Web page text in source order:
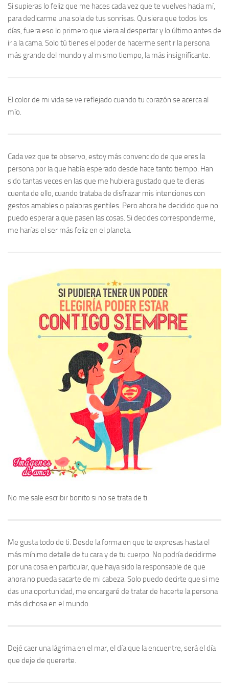
Si supieras lo feliz que me haces cada vez que te vuelves hacia mí,
para dedicarme una sola de tus sonrisas. Quisiera que todos los
días, fuera eso lo primero que viera al despertar y lo último antes de
ir a la cama. Solo tú tienes el poder de hacerme sentir la persona
más grande del mundo y al mismo tiempo, la más insignificante.
El color de mi vida se ve reflejado cuando tu corazón se acerca al
mío.
Cada vez que te observo, estoy más convencido de que eres la
persona por la que había esperado desde hace tanto tiempo. Han
sido tantas veces en las que me hubiera gustado que te dieras
cuenta de ello, cuando trataba de disfrazar mis intenciones con
gestos amables o palabras gentiles. Pero ahora he decidido que no
puedo esperar a que pasen las cosas. Si decides corresponderme,
me harías el ser más feliz en el planeta.
No me sale escribir bonito si no se trata de ti.
Me gusta todo de ti. Desde la forma en que te expresas hasta el
más mínimo detalle de tu cara y de tu cuerpo. No podría decidirme
por una cosa en particular, que haya sido la responsable de que
ahora no pueda sacarte de mi cabeza. Solo puedo decirte que si me
das una oportunidad, me encargaré de tratar de hacerte la persona
más dichosa en el mundo.
Dejé caer una lágrima en el mar, el día que la encuentre, será el día
que deje de quererte.